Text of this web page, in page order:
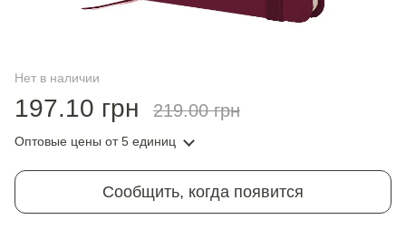
Нет в наличии
197.10 грн 219.00 грн
Оптовые цены от 5 единиц
Сообщить, когда появится